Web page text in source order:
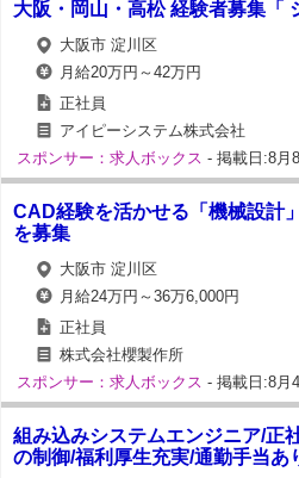
大阪・岡山・高松 経験者募集「
大阪市 淀川区
月給20万円～42万円
正社員
アイピーシステム株式会社
スポンサー：求人ボックス - 掲載日:8月
CAD経験を活かせる「機械設計
を募集
大阪市 淀川区
月給24万円～36万6,000円
正社員
株式会社櫻製作所
スポンサー：求人ボックス - 掲載日:8月
組み込みシステムエンジニア/正
の制御/福利厚生充実/通勤手当あ